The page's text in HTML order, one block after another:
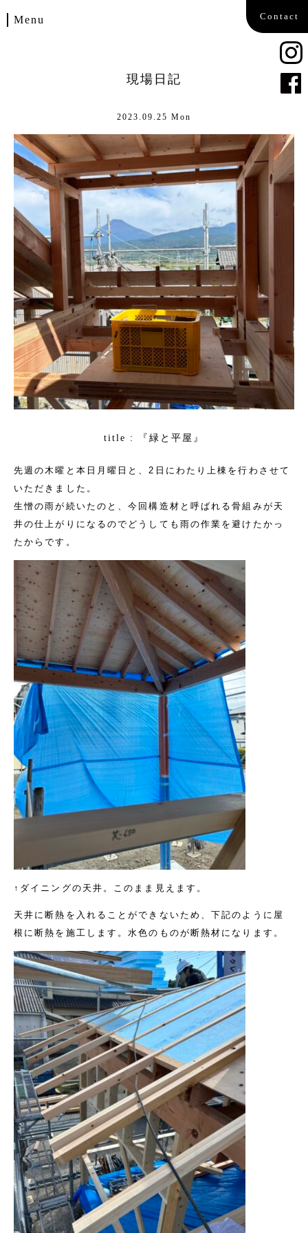
Menu
Company
Contact
Contact
現場日記
2023.09.25 Mon
title : 『緑と平屋』
先週の木曜と本日月曜日と、2日にわたり上棟を行わさせて
いただきました。
生憎の雨が続いたのと、今回構造材と呼ばれる骨組みが天
井の仕上がりになるのでどうしても雨の作業を避けたかっ
たからです。
↑ダイニングの天井。このまま見えます。
天井に断熱を入れることができないため、下記のように屋
根に断熱を施工します。水色のものが断熱材になります。